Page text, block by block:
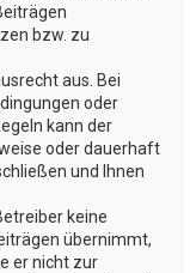
bzw. zu
aus. Bei
oder
kann der
oder dauerhaft
und Ihnen
keine
übernimmt,
er nicht zur